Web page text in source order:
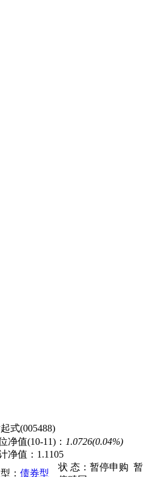
式(005488)
净值(10-11)： 1.0726(0.04%)
净值： 1.1105
： 债券型
状 态： 暂停申购 暂